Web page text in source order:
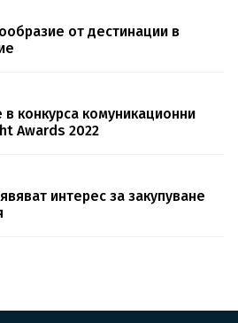
от дестинации в
конкурса комуникационни
Awards 2022
интерес за закупуване